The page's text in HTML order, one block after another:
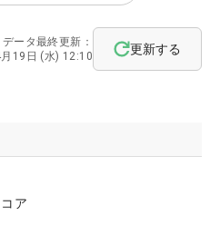
データ最終更新：
19日 (水) 12:10
更新する
ア